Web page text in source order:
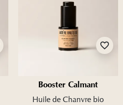
favorite_border
Booster Calmant
Huile de Chanvre bio